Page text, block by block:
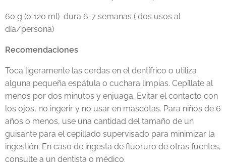
60 g (o 120 ml) dura 6-7 semanas ( dos usos al
día/persona)
Recomendaciones
Toca ligeramente las cerdas en el dentífrico o utiliza
alguna pequeña espátula o cuchara limpias. Cepíllate al
menos por dos minutos y enjuaga. Evitar el contacto con
los ojos, no ingerir y no usar en mascotas. Para niños de 6
años o menos, use una cantidad del tamaño de un
guisante para el cepillado supervisado para minimizar la
ingestión. En caso de ingesta de fluoruro de otras fuentes,
consulte a un dentista o médico.